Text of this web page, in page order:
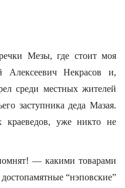
Мезы, где стоит моя
Алексеевич Некрасов и,
среди местных жителей
заступника деда Мазая.
уже никто не
— какими товарами
“нэповские”